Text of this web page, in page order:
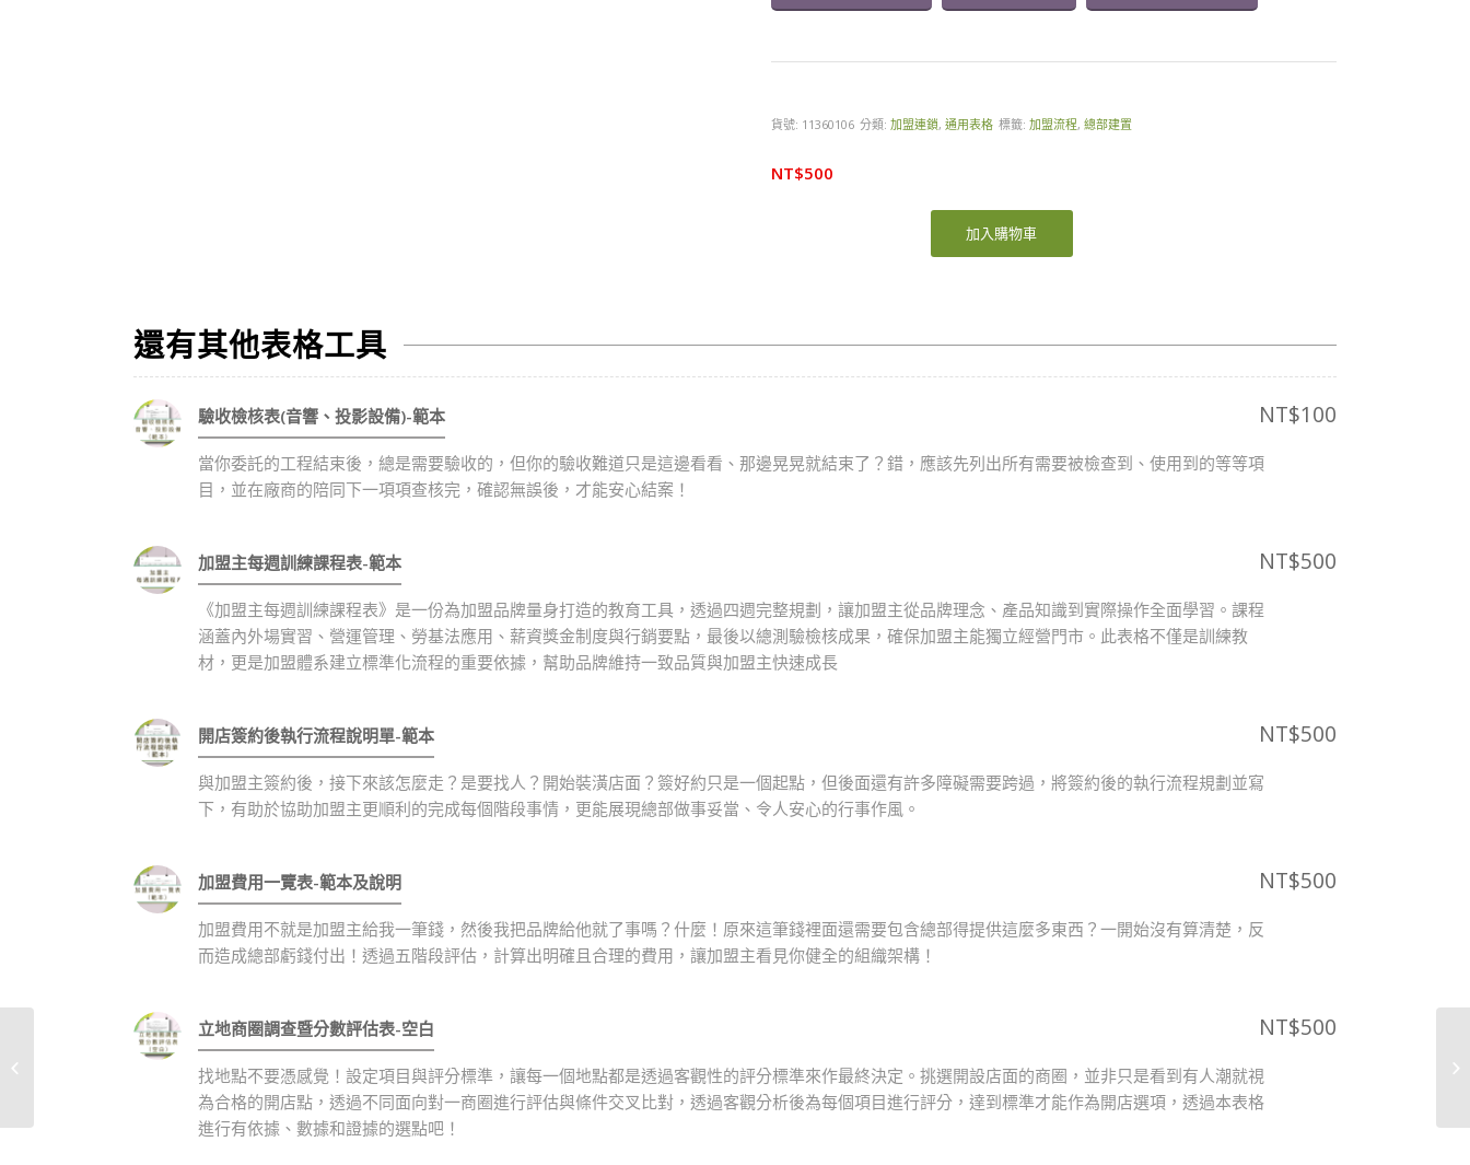
貨號: 11360106 分類: 加盟連鎖, 通用表格 標籤: 加盟流程, 總部建置
NT$500
加入購物車
還有其他表格工具
驗收檢核表(音響、投影設備)-範本 NT$100
當你委託的工程結束後，總是需要驗收的，但你的驗收難道只是這邊看看、那邊晃晃就結束了？錯，應該先列出所有需要被檢查到、使用到的等等項
目，並在廠商的陪同下一項項查核完，確認無誤後，才能安心結案！
加盟主每週訓練課程表-範本 NT$500
《加盟主每週訓練課程表》是一份為加盟品牌量身打造的教育工具，透過四週完整規劃，讓加盟主從品牌理念、產品知識到實際操作全面學習。課程
涵蓋內外場實習、營運管理、勞基法應用、薪資獎金制度與行銷要點，最後以總測驗檢核成果，確保加盟主能獨立經營門市。此表格不僅是訓練教
材，更是加盟體系建立標準化流程的重要依據，幫助品牌維持一致品質與加盟主快速成長
開店簽約後執行流程說明單-範本 NT$500
與加盟主簽約後，接下來該怎麼走？是要找人？開始裝潢店面？簽好約只是一個起點，但後面還有許多障礙需要跨過，將簽約後的執行流程規劃並寫
下，有助於協助加盟主更順利的完成每個階段事情，更能展現總部做事妥當、令人安心的行事作風。
加盟費用一覽表-範本及說明 NT$500
加盟費用不就是加盟主給我一筆錢，然後我把品牌給他就了事嗎？什麼！原來這筆錢裡面還需要包含總部得提供這麼多東西？一開始沒有算清楚，反
而造成總部虧錢付出！透過五階段評估，計算出明確且合理的費用，讓加盟主看見你健全的組織架構！
立地商圈調查暨分數評估表-空白 NT$500
找地點不要憑感覺！設定項目與評分標準，讓每一個地點都是透過客觀性的評分標準來作最終決定。挑選開設店面的商圈，並非只是看到有人潮就視
為合格的開店點，透過不同面向對一商圈進行評估與條件交叉比對，透過客觀分析後為每個項目進行評分，達到標準才能作為開店選項，透過本表格
進行有依據、數據和證據的選點吧！
開店簽約後執行流程說